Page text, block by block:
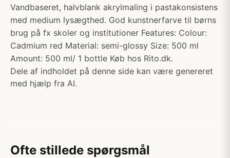
Vandbaseret, halvblank akrylmaling i pastakonsistens
med medium lysægthed. God kunstnerfarve til børns
brug på fx skoler og institutioner Features: Colour:
Cadmium red Material: semi-glossy Size: 500 ml
Amount: 500 ml/ 1 bottle Køb hos Rito.dk.
Dele af indholdet på denne side kan være genereret
med hjælp fra AI.
Ofte stillede spørgsmål